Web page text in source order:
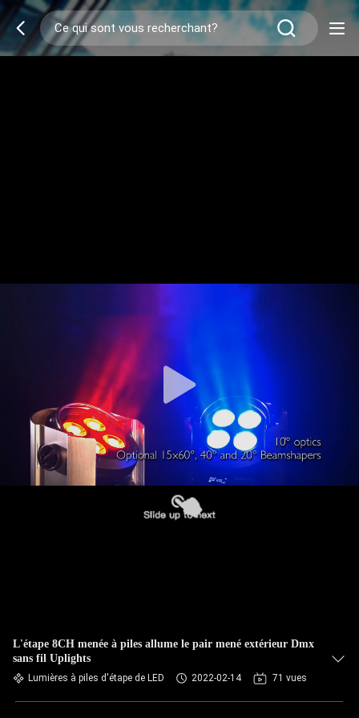
L'étape 8CH menée à piles allume le pair mené extérieur Dmx
sans fil Uplights
Lumières à piles d'étape de LED 2022-02-14 71 vues